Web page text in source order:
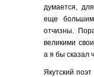
думается,
еще
отчизны.
великими
а я бы сказал
Якутский